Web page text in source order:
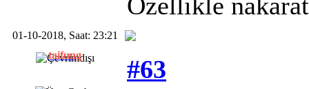
01-10-2018, Saat: 23:21
taifung
#63